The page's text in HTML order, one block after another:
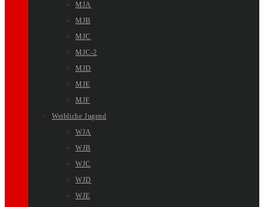
MJA
MJB
MJC
MJC-2
MJD
MJE
MJF
Weibliche Jugend
WJA
WJB
WJC
WJD
WJE